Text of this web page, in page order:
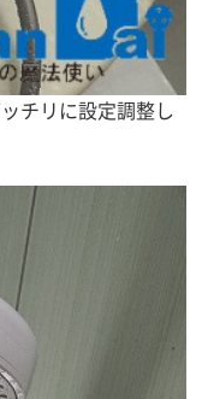
チリに設定調整し